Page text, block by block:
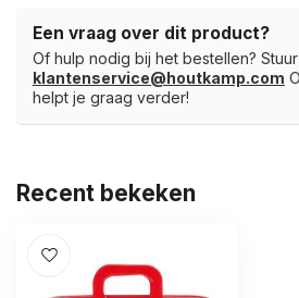
Een vraag over dit product?
Of hulp nodig bij het bestellen?
klantenservice@houtkamp.com
helpt je graag verder!
Recent bekeken